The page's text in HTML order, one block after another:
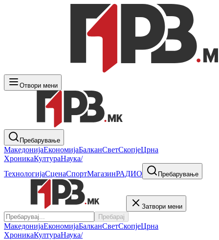
Отвори мени
Пребарување
МакедонијаЕкономијаБалканСветСкопјеЦрна
ХроникаКултураНаука/
ТехнологијаСценаСпортМагазинРАДИО Пребарување
Затвори мени
Пребарај
МакедонијаЕкономијаБалканСветСкопјеЦрна
ХроникаКултураНаука/